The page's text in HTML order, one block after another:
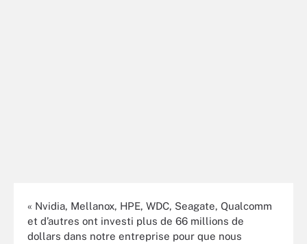
« Nvidia, Mellanox, HPE, WDC, Seagate, Qualcomm
et d’autres ont investi plus de 66 millions de
dollars dans notre entreprise pour que nous